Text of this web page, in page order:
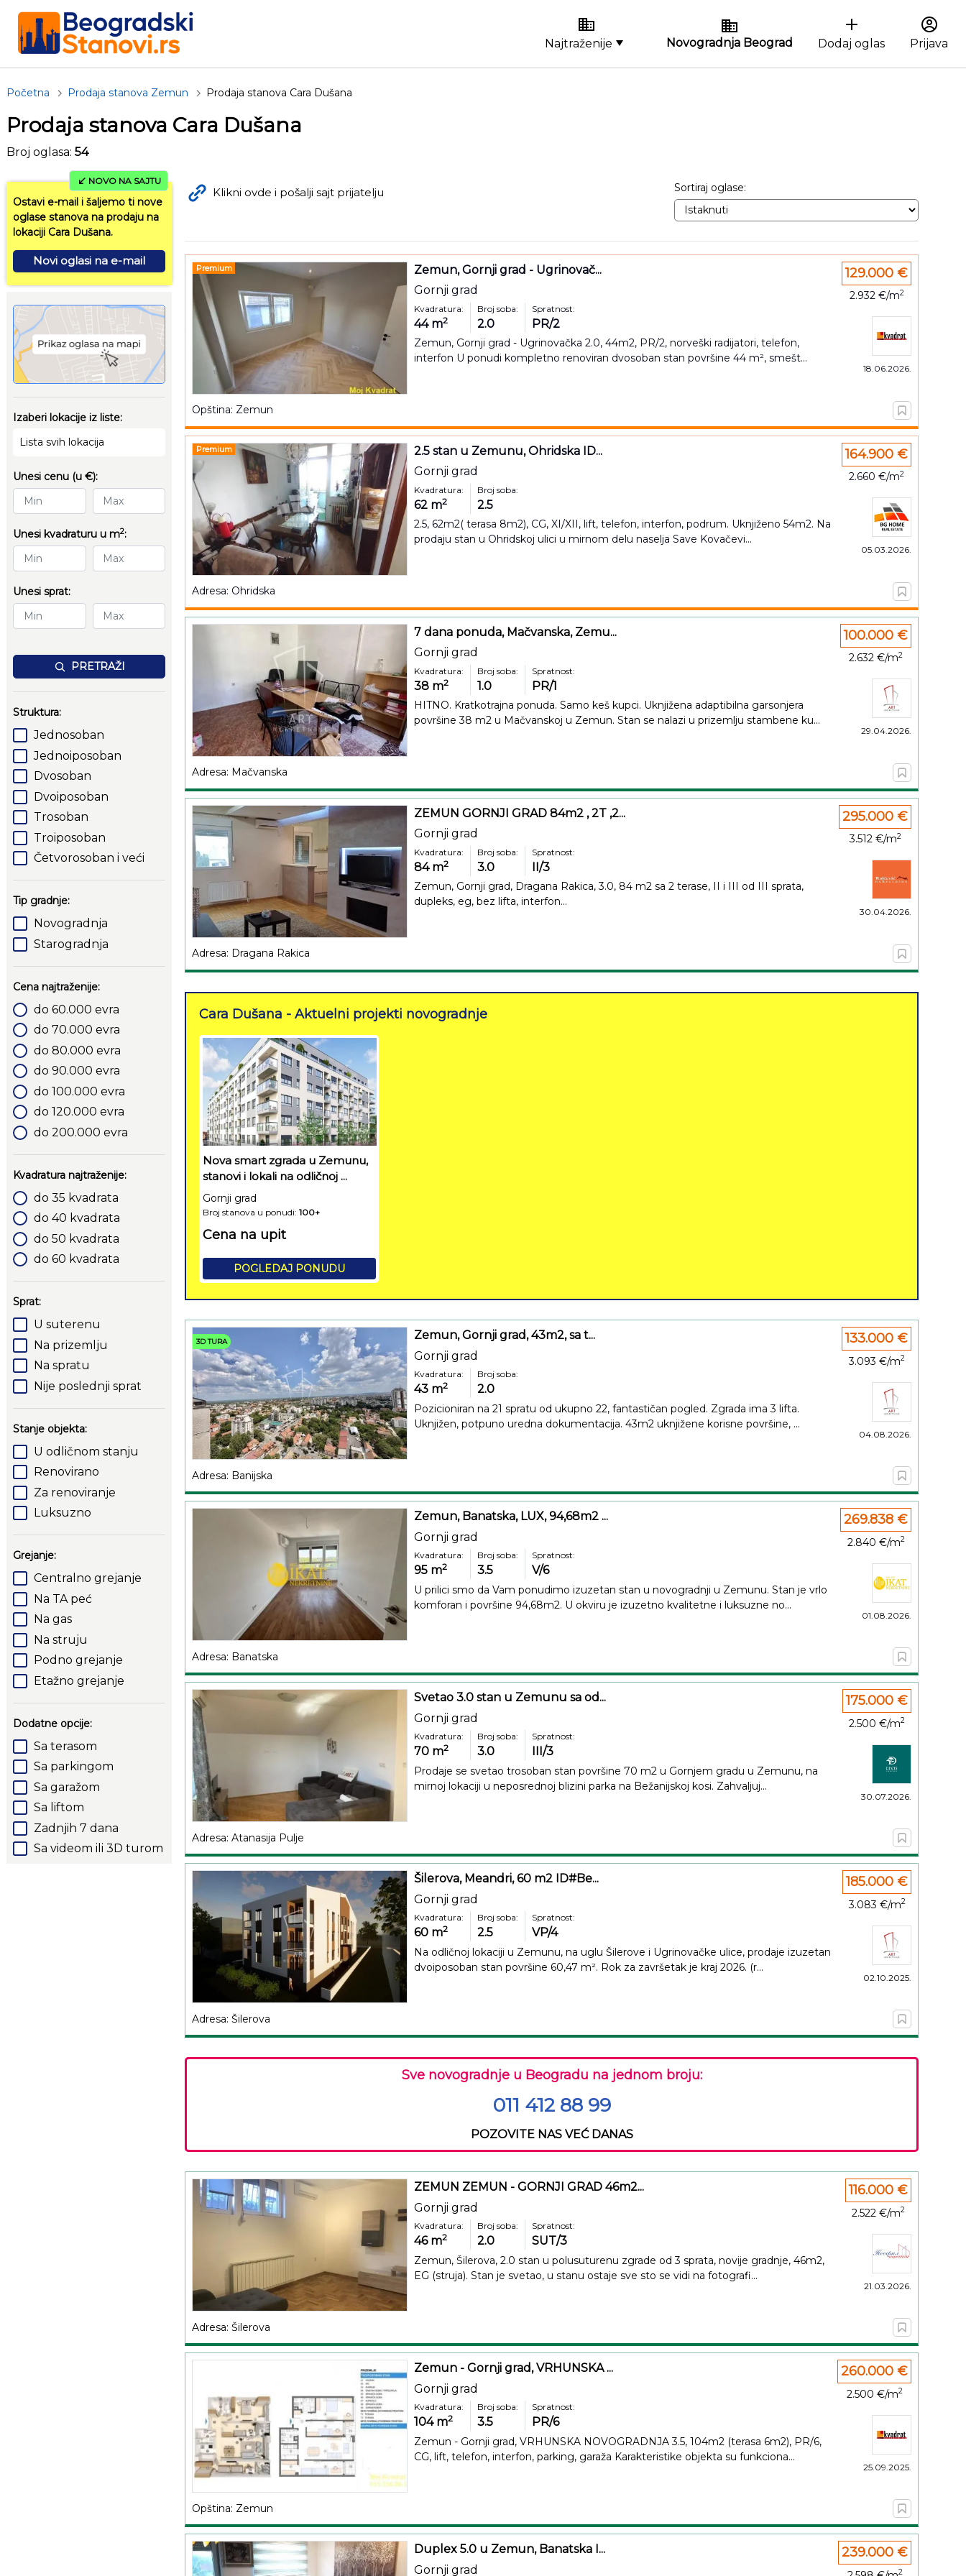
Najtraženije Novogradnja Beograd Dodaj oglas Prijava
Početna Prodaja stanova Zemun Prodaja stanova Cara Dušana
Prodaja stanova Cara Dušana
Broj oglasa: 54
NOVO NA SAJTU
Ostavi e-mail i šaljemo ti nove
oglase stanova na prodaju na
lokaciji Cara Dušana.
Novi oglasi na e-mail
Izaberi lokacije iz liste:
Lista svih lokacija
Unesi cenu (u €):
Unesi kvadraturu u m2:
Unesi sprat:
PRETRAŽI
Struktura:
Jednosoban
Jednoiposoban
Dvosoban
Dvoiposoban
Trosoban
Troiposoban
Četvorosoban i veći
Tip gradnje:
Novogradnja
Starogradnja
Cena najtraženije:
do 60.000 evra
do 70.000 evra
do 80.000 evra
do 90.000 evra
do 100.000 evra
do 120.000 evra
do 200.000 evra
Kvadratura najtraženije:
do 35 kvadrata
do 40 kvadrata
do 50 kvadrata
do 60 kvadrata
Sprat:
U suterenu
Na prizemlju
Na spratu
Nije poslednji sprat
Stanje objekta:
U odličnom stanju
Renovirano
Za renoviranje
Luksuzno
Grejanje:
Centralno grejanje
Na TA peć
Na gas
Na struju
Podno grejanje
Etažno grejanje
Dodatne opcije:
Sa terasom
Sa parkingom
Sa garažom
Sa liftom
Zadnjih 7 dana
Sa videom ili 3D turom
Klikni ovde i pošalji sajt prijatelju Sortiraj oglase:
Premium
Zemun, Gornji grad - Ugrinovač...
Gornji grad
Kvadratura:
44m2
Broj soba:
2.0
Spratnost:
PR/2
Zemun, Gornji grad - Ugrinovačka 2.0, 44m2, PR/2, norveški radijatori, telefon,
interfon U ponudi kompletno renoviran dvosoban stan površine 44 m², smešt...
129.000 €
2.932 €/m2
18.06.2026.
Opština: Zemun
Premium
2.5 stan u Zemunu, Ohridska ID...
Gornji grad
Kvadratura:
62 m2
Broj soba:
2.5
2.5, 62m2( terasa 8m2), CG, XI/XII, lift, telefon, interfon, podrum. Uknjiženo 54m2. Na
prodaju stan u Ohridskoj ulici u mirnom delu naselja Save Kovačevi...
164.900 €
2.660 €/m2
05.03.2026.
Adresa: Ohridska
7 dana ponuda, Mačvanska, Zemu...
Gornji grad
Kvadratura:
38 m2
Broj soba:
1.0
Spratnost:
PR/1
HITNO. Kratkotrajna ponuda. Samo keš kupci. Uknjižena adaptibilna garsonjera
površine 38 m2 u Mačvanskoj u Zemun. Stan se nalazi u prizemlju stambene ku...
100.000 €
2.632 €/m2
29.04.2026.
Adresa: Mačvanska
ZEMUN GORNJI GRAD 84m2 , 2T ,2...
Gornji grad
Kvadratura:
84m2
Broj soba:
3.0
Spratnost:
II/3
Zemun, Gornji grad, Dragana Rakica, 3.0, 84 m2 sa 2 terase, II i III od III sprata,
dupleks, eg, bez lifta, interfon...
295.000 €
3.512 €/m2
30.04.2026.
Adresa: Dragana Rakica
Cara Dušana - Aktuelni projekti novogradnje
Nova smart zgrada u Zemunu,
stanovi i lokali na odličnoj ...
Gornji grad
Broj stanova u ponudi: 100+
Cena na upit
POGLEDAJ PONUDU
3D TURA
Zemun, Gornji grad, 43m2, sa t...
Gornji grad
Kvadratura:
43 m2
Broj soba:
2.0
Pozicioniran na 21 spratu od ukupno 22, fantastičan pogled. Zgrada ima 3 lifta.
Uknjižen, potpuno uredna dokumentacija. 43m2 uknjižene korisne površine, ...
133.000 €
3.093 €/m2
04.08.2026.
Adresa: Banijska
Zemun, Banatska, LUX, 94,68m2 ...
Gornji grad
Kvadratura:
95 m2
Broj soba:
3.5
Spratnost:
V/6
U prilici smo da Vam ponudimo izuzetan stan u novogradnji u Zemunu. Stan je vrlo
komforan i površine 94,68m2. U okviru je izuzetno kvalitetne i luksuzne no...
269.838 €
2.840 €/m2
01.08.2026.
Adresa: Banatska
Svetao 3.0 stan u Zemunu sa od...
Gornji grad
Kvadratura:
70 m2
Broj soba:
3.0
Spratnost:
III/3
Prodaje se svetao trosoban stan površine 70 m2 u Gornjem gradu u Zemunu, na
mirnoj lokaciji u neposrednoj blizini parka na Bežanijskoj kosi. Zahvaljuj...
175.000 €
2.500 €/m2
30.07.2026.
Adresa: Atanasija Pulje
Šilerova, Meandri, 60 m2 ID#Be...
Gornji grad
Kvadratura:
60 m2
Broj soba:
2.5
Spratnost:
VP/4
Na odličnoj lokaciji u Zemunu, na uglu Šilerove i Ugrinovačke ulice, prodaje izuzetan
dvoiposoban stan površine 60,47 m². Rok za završetak je kraj 2026. (r...
185.000 €
3.083 €/m2
02.10.2025.
Adresa: Šilerova
Sve novogradnje u Beogradu na jednom broju:
011 412 88 99
POZOVITE NAS VEĆ DANAS
ZEMUN ZEMUN - GORNJI GRAD 46m2...
Gornji grad
Kvadratura:
46m2
Broj soba:
2.0
Spratnost:
SUT/3
Zemun, Šilerova, 2.0 stan u polusuturenu zgrade od 3 sprata, novije gradnje, 46m2,
EG (struja). Stan je svetao, u stanu ostaje sve sto se vidi na fotografi...
116.000 €
2.522 €/m2
21.03.2026.
Adresa: Šilerova
Zemun - Gornji grad, VRHUNSKA ...
Gornji grad
Kvadratura:
104m2
Broj soba:
3.5
Spratnost:
PR/6
Zemun - Gornji grad, VRHUNSKA NOVOGRADNJA 3.5, 104m2 (terasa 6m2), PR/6,
CG, lift, telefon, interfon, parking, garaža Karakteristike objekta su funkciona...
260.000 €
2.500 €/m2
25.09.2025.
Opština: Zemun
Duplex 5.0 u Zemun, Banatska I...
Gornji grad
239.000 €
2